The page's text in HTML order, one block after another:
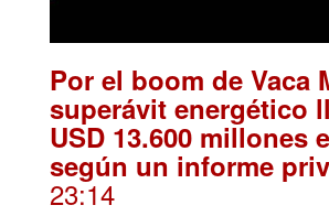
Por el boom de Vaca
superávit energético
USD 13.600 millones
según un informe
23:14